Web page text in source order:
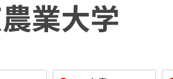
業大学